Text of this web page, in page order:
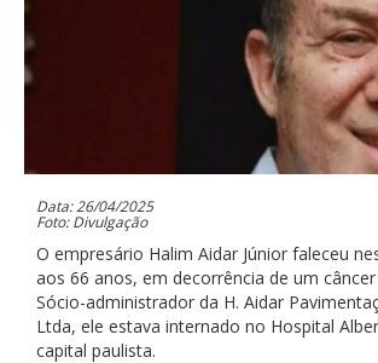
Data: 26/04/2025
Foto: Divulgação
O empresário Halim Aidar Júnior faleceu
aos 66 anos, em decorrência de um
Sócio-administrador da H. Aidar
Ltda, ele estava internado no Hospital
capital paulista.